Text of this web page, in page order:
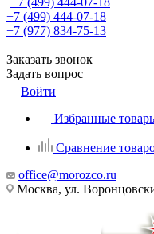
+7 (499) 444-07-18
+7 (977) 834-75-13
Заказать звонок
Задать вопрос
Войти
Избранные
Сравнение
office@morozco.ru
Москва, ул.